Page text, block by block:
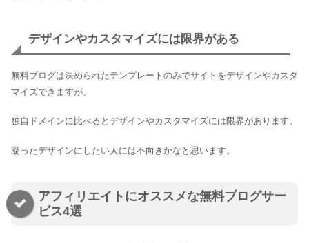
デザインやカスタマイズには限界がある
無料ブログは決められたテンプレートのみでサイトをデザインやカスタ
マイズできますが、
独自ドメインに比べるとデザインやカスタマイズには限界があります。
凝ったデザインにしたい人には不向きかなと思います。
アフィリエイトにオススメな無料ブログサー
ビス4選